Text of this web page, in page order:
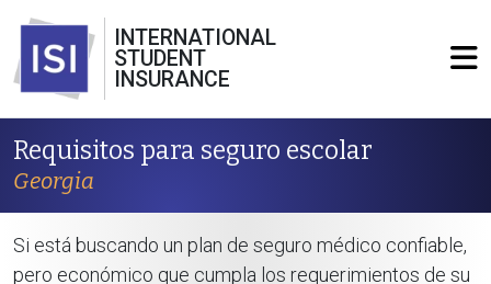
INTERNATIONAL
STUDENT
INSURANCE
Requisitos para seguro escolar
Georgia
Si está buscando un plan de seguro médico confiable,
pero económico que cumpla los requerimientos de su